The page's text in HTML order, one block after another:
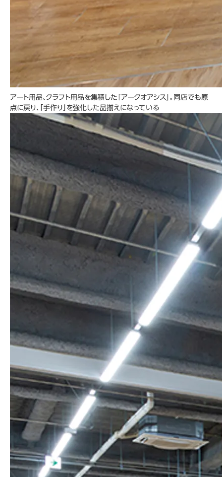
アート用品、クラフト用品を集積した「アークオアシス」。同店でも原
点に戻り、「手作り」を強化した品揃えになっている